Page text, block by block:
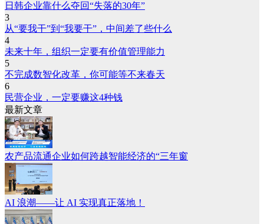
日韩企业靠什么夺回“失落的30年”
3
从“要我干”到“我要干”，中间差了些什么
4
未来十年，组织一定要有价值管理能力
5
不完成数智化改革，你可能等不来春天
6
民营企业，一定要赚这4种钱
最新文章
农产品流通企业如何跨越智能经济的“三年窗
AI 浪潮——让 AI 实现真正落地！